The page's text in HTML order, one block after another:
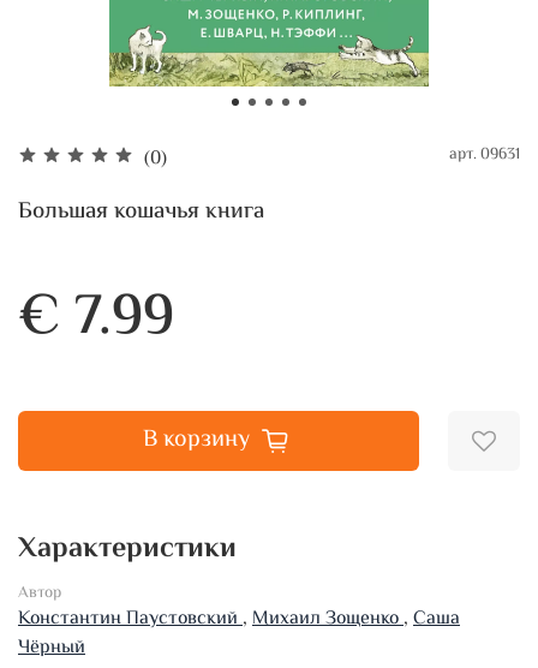
(0) арт.09631
Большая кошачья книга
€ 7.99
В корзину
Характеристики
Автор
Константин Паустовский, Михаил Зощенко, Саша
Чёрный